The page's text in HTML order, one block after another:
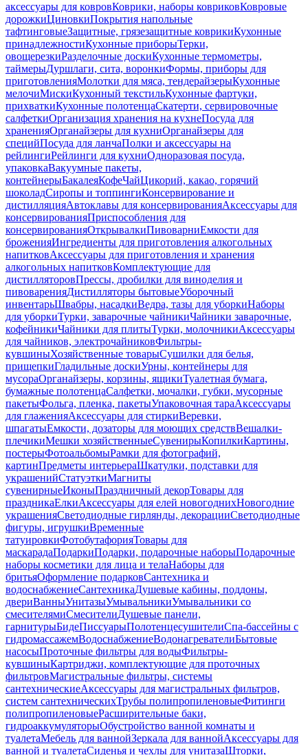
аксессуары для ковровКоврики, наборы ковриковКовровые
дорожкиЦиновкиПокрытия напольные
тафтинговыеЗащитные, грязезащитные коврикиКухонные
принадлежностиКухонные приборыТерки,
овощерезкиРазделочные доскиКухонные термометры,
таймерыДуршлаги, сита, воронкиФормы, приборы для
приготовленияМолотки для мяса, тендерайзерыКухонные
мелочиМискиКухонный текстильКухонные фартуки,
прихваткиКухонные полотенцаСкатерти, сервировочные
салфеткиОрганизация хранения на кухнеПосуда для
храненияОрганайзеры для кухниОрганайзеры для
специйПосуда для ланчаПолки и аксессуары на
рейлингиРейлинги для кухниОдноразовая посуда,
упаковкаВакуумные пакеты,
контейнерыБакалеяКофеЧайЦикорий, какао, горячий
шоколадСиропы и топпингиКонсервирование и
дистилляцияАвтоклавы для консервированияАксессуары для
консервированияПриспособления для
консервированияОткрывалкиПивоварниЕмкости для
броженияИнгредиенты для приготовления алкогольных
напитковАксессуары для приготовления и хранения
алкогольных напитковКомплектующие для
дистилляторовПрессы, дробилки для виноделия и
пивоваренияДистилляторы бытовыеУборочный
инвентарьШвабры, насадкиВедра, тазы для уборкиНаборы
для уборкиТурки, заварочные чайникиЧайники заварочные,
кофейникиЧайники для плитыТурки, молочникиАксессуары
для чайников, электрочайниковФильтры-
кувшиныХозяйственные товарыСушилки для белья,
прищепкиГладильные доскиУрны, контейнеры для
мусораОрганайзеры, корзины, ящикиТуалетная бумага,
бумажные полотенцаСалфетки, мочалки, губки, мусорные
пакетыФольга, пленка, пакетыУпаковочная тараАксессуары
для глаженияАксессуары для стиркиВеревки,
шпагатыЕмкости, дозаторы для моющих средствВешалки-
плечикиМешки хозяйственныеСувенирыКопилкиКартины,
постерыФотоальбомыРамки для фотографий,
картинПредметы интерьераШкатулки, подставки для
украшенийСтатуэткиМагниты
сувенирныеИконыПраздничный декорТовары для
праздникаЕлкиАксессуары для елей новогоднихНовогодние
украшенияСветодиодные гирлянды, декорацииСветодиодные
фигуры, игрушкиВременные
татуировкиФотобутафорияТовары для
маскарадаПодаркиПодарки, подарочные наборыПодарочные
наборы косметики для лица и телаНаборы для
бритьяОформление подарковСантехника и
водоснабжениеСантехникаДушевые кабины, поддоны,
двериВанныУнитазыУмывальникиУмывальники со
смесителямиСмесителиДушевые панели,
гарнитурыБидеПиссуарыПолотенцесушителиСпа-бассейны с
гидромассажемВодоснабжениеВодонагревателиБытовые
насосыПроточные фильтры для водыФильтры-
кувшиныКартриджи, комплектующие для проточных
фильтровМагистральные фильтры, системы
сантехническиеАксессуары для магистральных фильтров,
систем сантехническихТрубы полипропиленовыеФитинги
полипропиленовыеРасширительные баки,
гидроаккумуляторыОбустройство ванной комнаты и
туалетаМебель для ваннойЗеркала для ваннойАксессуары для
ванной и туалетаСиденья и чехлы для унитазаШторки,